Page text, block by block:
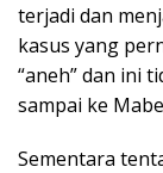
terjadi dan
kasus yang
“aneh” dan ini
sampai ke
Sementara